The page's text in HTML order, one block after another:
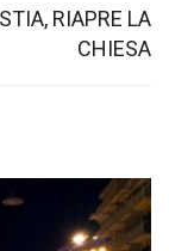
RIAPRE LA
CHIESA